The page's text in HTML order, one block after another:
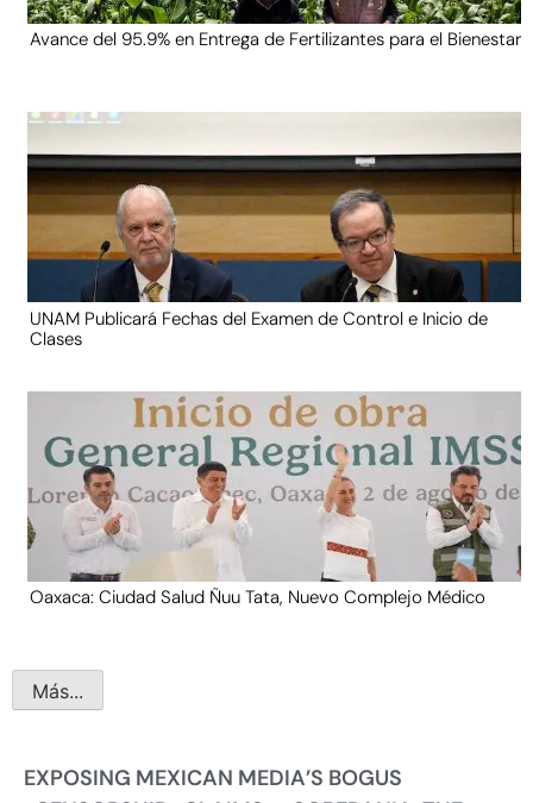
Avance del 95.9% en Entrega de Fertilizantes para el Bienestar
UNAM Publicará Fechas del Examen de Control e Inicio de
Clases
Oaxaca: Ciudad Salud Ñuu Tata, Nuevo Complejo Médico
Más...
EXPOSING MEXICAN MEDIA’S BOGUS